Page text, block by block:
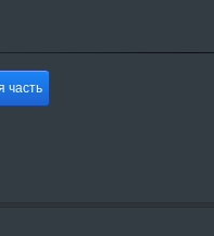
часть